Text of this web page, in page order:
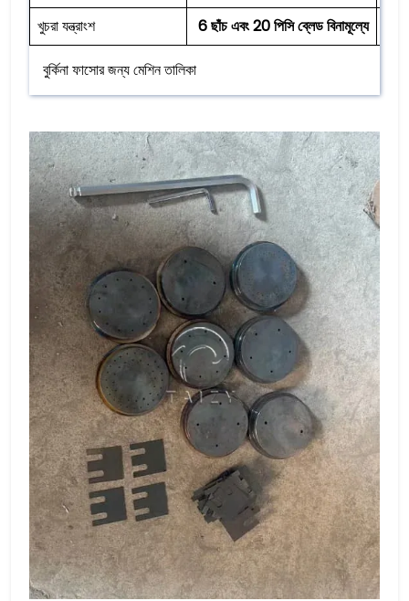
খুচরা যন্ত্রাংশ 6 ছাঁচ এবং 20 পিসি ব্লেড বিনামূল্যে
বুর্কিনা ফাসোর জন্য মেশিন তালিকা